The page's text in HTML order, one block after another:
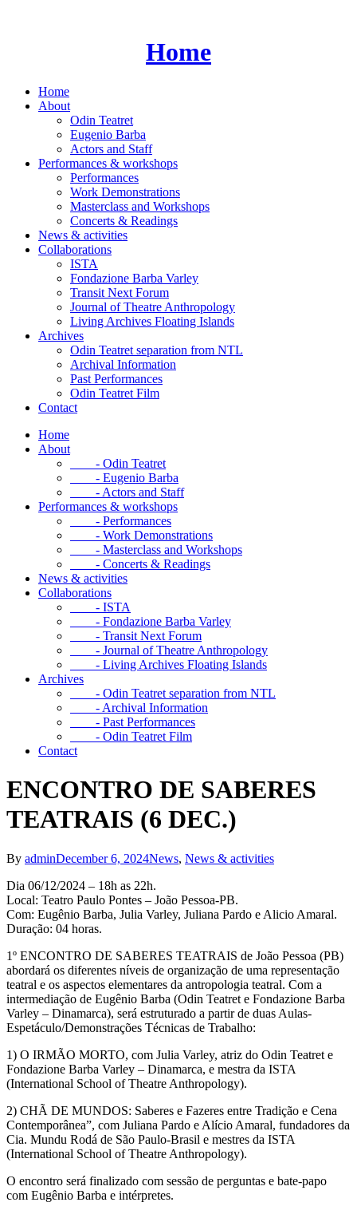
Home
Home
About
Odin Teatret
Eugenio Barba
Actors and Staff
Performances & workshops
Performances
Work Demonstrations
Masterclass and Workshops
Concerts & Readings
News & activities
Collaborations
ISTA
Fondazione Barba Varley
Transit Next Forum
Journal of Theatre Anthropology
Living Archives Floating Islands
Archives
Odin Teatret separation from NTL
Archival Information
Past Performances
Odin Teatret Film
Contact
Home
About
- Odin Teatret
- Eugenio Barba
- Actors and Staff
Performances & workshops
- Performances
- Work Demonstrations
- Masterclass and Workshops
- Concerts & Readings
News & activities
Collaborations
- ISTA
- Fondazione Barba Varley
- Transit Next Forum
- Journal of Theatre Anthropology
- Living Archives Floating Islands
Archives
- Odin Teatret separation from NTL
- Archival Information
- Past Performances
- Odin Teatret Film
Contact
ENCONTRO DE SABERES
TEATRAIS (6 DEC.)
By adminDecember 6, 2024News, News & activities
Dia 06/12/2024 – 18h as 22h.
Local: Teatro Paulo Pontes – João Pessoa-PB.
Com: Eugênio Barba, Julia Varley, Juliana Pardo e Alicio Amaral.
Duração: 04 horas.
1º ENCONTRO DE SABERES TEATRAIS de João Pessoa (PB)
abordará os diferentes níveis de organização de uma representação
teatral e os aspectos elementares da antropologia teatral. Com a
intermediação de Eugênio Barba (Odin Teatret e Fondazione Barba
Varley – Dinamarca), será estruturado a partir de duas Aulas-
Espetáculo/Demonstrações Técnicas de Trabalho:
1) O IRMÃO MORTO, com Julia Varley, atriz do Odin Teatret e
Fondazione Barba Varley – Dinamarca, e mestra da ISTA
(International School of Theatre Anthropology).
2) CHÃ DE MUNDOS: Saberes e Fazeres entre Tradição e Cena
Contemporânea”, com Juliana Pardo e Alício Amaral, fundadores da
Cia. Mundu Rodá de São Paulo-Brasil e mestres da ISTA
(International School of Theatre Anthropology).
O encontro será finalizado com sessão de perguntas e bate-papo
com Eugênio Barba e intérpretes.